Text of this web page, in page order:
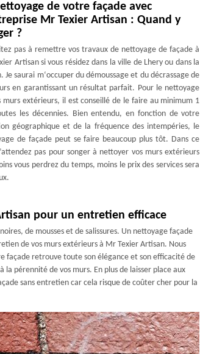
de votre façade avec
Mr Texier Artisan : Quand y
?
pas à remettre vos travaux de nettoyage de façade à
Artisan si vous résidez dans la ville de Lhery ou dans la
Je saurai m‘occuper du démoussage et du décrassage de
en garantissant un résultat parfait. Pour le nettoyage
murs extérieurs, il est conseillé de le faire au minimum 1
les décennies. Bien entendu, en fonction de votre
géographique et de la fréquence des intempéries, le
de façade peut se faire beaucoup plus tôt. Dans ce
pas pour songer à nettoyer vos murs extérieurs
vous perdrez du temps, moins le prix des services sera
pour un entretien efficace
de mousses et de salissures. Un nettoyage façade
de vos murs extérieurs à Mr Texier Artisan. Nous
façade retrouve toute son élégance et son efficacité de
pérennité de vos murs. En plus de laisser place aux
sans entretien car cela risque de coûter cher pour la